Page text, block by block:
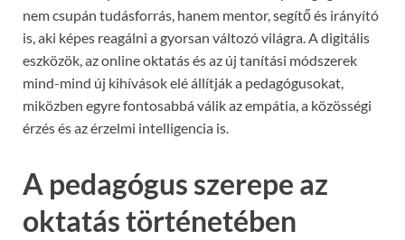
nem csupán tudásforrás, hanem mentor, segítő és irányító
is, aki képes reagálni a gyorsan változó világra. A digitális
eszközök, az online oktatás és az új tanítási módszerek
mind-mind új kihívások elé állítják a pedagógusokat,
miközben egyre fontosabbá válik az empátia, a közösségi
érzés és az érzelmi intelligencia is.
A pedagógus szerepe az
oktatás történetében